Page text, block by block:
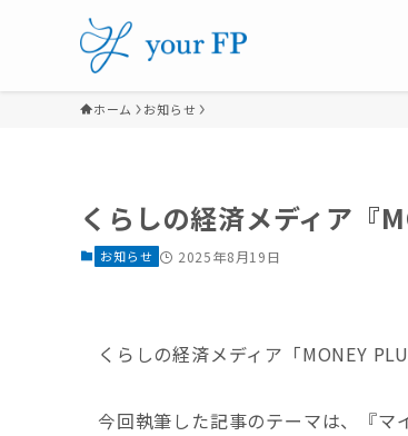
ホーム お知らせ
くらしの経済メディア『
お知らせ 2025年8月19日
くらしの経済メディア「MONEY
今回執筆した記事のテーマは、『